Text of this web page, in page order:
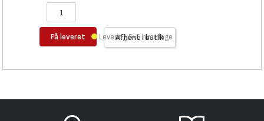
Få leveret Afhent i butik
Levering 5-6 hverdage